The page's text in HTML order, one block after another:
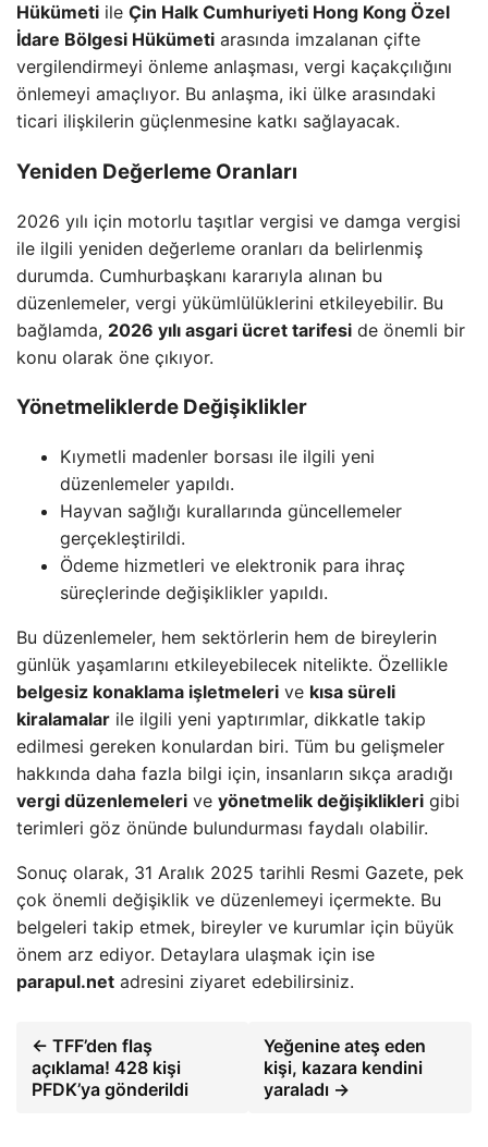
Hükümeti ile Çin Halk Cumhuriyeti Hong Kong Özel
İdare Bölgesi Hükümeti arasında imzalanan çifte
vergilendirmeyi önleme anlaşması, vergi kaçakçılığını
önlemeyi amaçlıyor. Bu anlaşma, iki ülke arasındaki
ticari ilişkilerin güçlenmesine katkı sağlayacak.
Yeniden Değerleme Oranları
2026 yılı için motorlu taşıtlar vergisi ve damga vergisi
ile ilgili yeniden değerleme oranları da belirlenmiş
durumda. Cumhurbaşkanı kararıyla alınan bu
düzenlemeler, vergi yükümlülüklerini etkileyebilir. Bu
bağlamda, 2026 yılı asgari ücret tarifesi de önemli bir
konu olarak öne çıkıyor.
Yönetmeliklerde Değişiklikler
Kıymetli madenler borsası ile ilgili yeni
düzenlemeler yapıldı.
Hayvan sağlığı kurallarında güncellemeler
gerçekleştirildi.
Ödeme hizmetleri ve elektronik para ihraç
süreçlerinde değişiklikler yapıldı.
Bu düzenlemeler, hem sektörlerin hem de bireylerin
günlük yaşamlarını etkileyebilecek nitelikte. Özellikle
belgesiz konaklama işletmeleri ve kısa süreli
kiralamalar ile ilgili yeni yaptırımlar, dikkatle takip
edilmesi gereken konulardan biri. Tüm bu gelişmeler
hakkında daha fazla bilgi için, insanların sıkça aradığı
vergi düzenlemeleri ve yönetmelik değişiklikleri gibi
terimleri göz önünde bulundurması faydalı olabilir.
Sonuç olarak, 31 Aralık 2025 tarihli Resmi Gazete, pek
çok önemli değişiklik ve düzenlemeyi içermekte. Bu
belgeleri takip etmek, bireyler ve kurumlar için büyük
önem arz ediyor. Detaylara ulaşmak için ise
parapul.net adresini ziyaret edebilirsiniz.
← TFF’den flaş
açıklama! 428 kişi
PFDK’ya gönderildi
Yeğenine ateş eden
kişi, kazara kendini
yaraladı →